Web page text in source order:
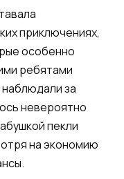
приключениях,
особенно
ребятами
наблюдали за
невероятно
пекли
на экономию